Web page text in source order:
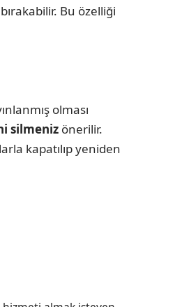
Bu özelliği
olması
silmeniz önerilir.
kapatılıp yeniden